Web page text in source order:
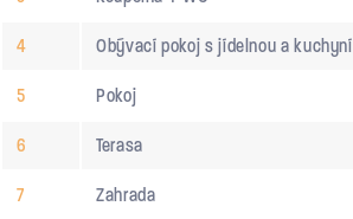
4 Obývací pokoj s jídelnou a kuchyní
5 Pokoj
6 Terasa
7 Zahrada